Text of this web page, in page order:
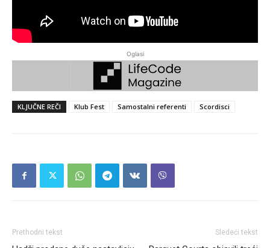
Oglasi
KLJUČNE REČI Klub Fest Samostalni referenti Scordisci
Prethodni tekst Sledeći tekst